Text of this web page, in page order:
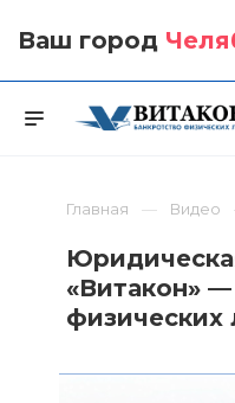
Ваш город
Главная Видео
«Витакон»
физических